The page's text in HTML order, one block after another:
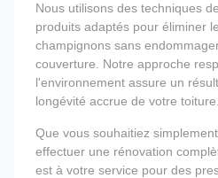
Nous utilisons des techniques
produits adaptés pour éliminer
champignons sans
couverture. Notre approche
l'environnement assure un
longévité accrue de votre toiture.
Que vous souhaitiez
effectuer une rénovation
est à votre service pour des